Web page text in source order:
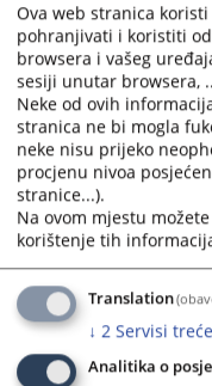
Ova web stranica
pohranjivati i koristiti
browsera i vašeg
sesiji unutar browsera,
Neke od ovih
stranica ne bi mogla
neke nisu prijeko
procjenu nivoa
stranice...).
Na ovom mjestu
korištenje tih
Translation
↓ 2 Servisi
Analitika o